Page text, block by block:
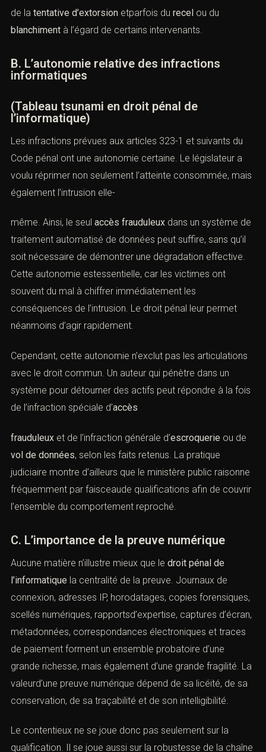
l’erreur classique consistant à réduire un incident cyber à
une seule incrimination alors que plusieurs qualifications
exemple, peut relever simultanément de l’
accès
frauduleux à un système
etparfois durecelou dublanchimentà l’égard de
certains intervenants.
B. L’autonomie relative des infractions
informatiques
l’informatique)
Les infractions prévues aux articles323-1 et suivants du
Code pénalont une autonomie certaine. Le législateur a
voulu réprimer non seulement l’atteinte consommée,
mais également l’intrusion elle-
même. Ainsi, le seul accès frauduleux
qu’il soit nécessaire de démontrer une dégradation
effective. Cette autonomie estessentielle, car les
victimes ont souvent du mal à chiffrer immédiatement
les conséquences de l’intrusion. Le droit pénal leur
Cependant, cette autonomie n’exclut pas les
articulations avec le droit commun. Un auteur qui
pénètre dans un système pour détourner des actifs peut
répondre à la fois de l’infraction spéciale d’
frauduleux et de l’infraction générale d’ escroquerie
judiciaire montre d’ailleurs que le ministère public
raisonne fréquemment par faisceaude qualifications afin
de couvrir l’ensemble du comportement reproché.
C. L’importance de la preuve numérique
Aucune matière n’illustre mieux que le
droit pénal de
l’informatique
la centralité de la preuve. Journaux de
connexion, adresses IP, horodatages, copies
captures d’écran, métadonnées, correspondances
électroniques et traces de paiement forment un